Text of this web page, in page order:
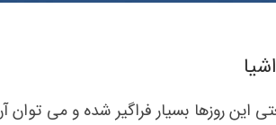
این روزها بسیار فراگیر شده و می